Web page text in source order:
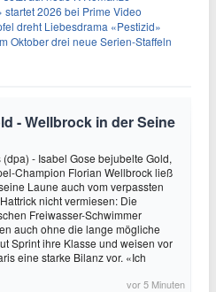
startet 2026 bei Prime Video
dreht Liebesdrama «Pestizid»
Oktober drei neue Serien-Staffeln
- Wellbrock in der Seine
(dpa) - Isabel Gose bejubelte Gold,
Champion Florian Wellbrock ließ
Laune auch vom verpassten
nicht vermiesen: Die
Freiwasser-Schwimmer
auch ohne die lange mögliche
Sprint ihre Klasse und weisen vor
eine starke Bilanz vor. «Ich
vor 5 Minuten